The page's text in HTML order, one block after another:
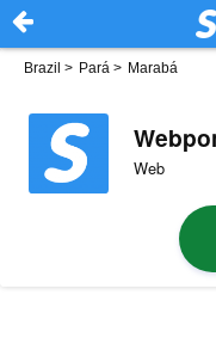
Brazil > Pará > Marabá
Web